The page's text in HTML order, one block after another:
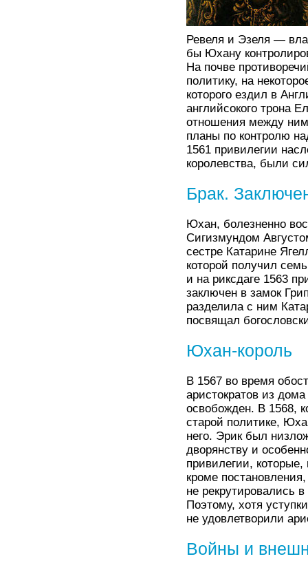
Ревеля и Эзеля —
бы Юхану
На почве
политику, на
которого ездил в
английсокого трона
отношения между
планы по контролю
1561 привилегии
королевства, были
Брак.
Юхан, болезненно
Сигизмундом
сестре Катарине
которой получил
и на риксдаге 1563
заключен в замок
разделила с ним
посвящал
Юхан-король
В 1567 во время
аристократов из
освобожден. В 1568,
старой политике,
него. Эрик был
дворянству и
привилегии,
кроме
не рекрутировались
Поэтому, хотя
не удовлетворили
Войны и